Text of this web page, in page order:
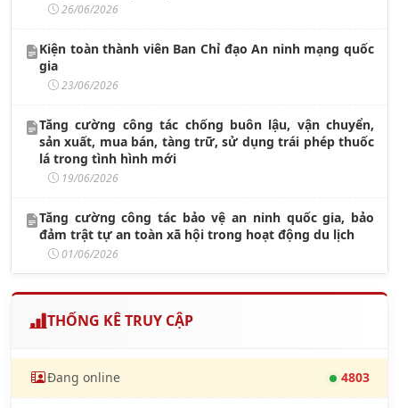
26/06/2026
Kiện toàn thành viên Ban Chỉ đạo An ninh mạng quốc
gia
23/06/2026
Tăng cường công tác chống buôn lậu, vận chuyển,
sản xuất, mua bán, tàng trữ, sử dụng trái phép thuốc
lá trong tình hình mới
19/06/2026
Tăng cường công tác bảo vệ an ninh quốc gia, bảo
đảm trật tự an toàn xã hội trong hoạt động du lịch
01/06/2026
THỐNG KÊ TRUY CẬP
Đang online 4803